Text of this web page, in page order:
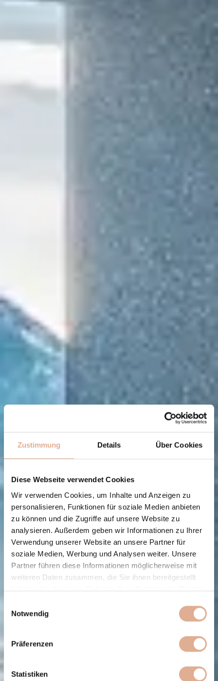
Zustimmung Details Über Cookies
Diese Webseite verwendet Cookies
Wir verwenden Cookies, um Inhalte und Anzeigen zu
personalisieren, Funktionen für soziale Medien anbieten
zu können und die Zugriffe auf unsere Website zu
analysieren. Außerdem geben wir Informationen zu Ihrer
Verwendung unserer Website an unsere Partner für
soziale Medien, Werbung und Analysen weiter. Unsere
Partner führen diese Informationen möglicherweise mit
weiteren Daten zusammen, die Sie ihnen bereitgestellt
haben oder die sie im Rahmen Ihrer Nutzung der Dienste
Notwendig
Präferenzen
Statistiken